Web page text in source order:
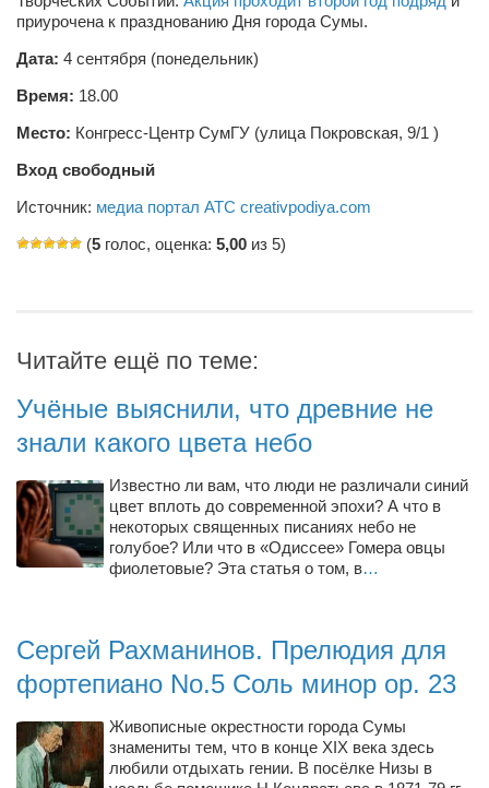
Римма Миленкова
Конкурс «Колибри» 2015
Конкурс «Колибри» 2014
Литературный конкурс «Я люблю Украину»
Конкурс «Колибри — детям!» 2014
Конкурс «Колибри» 2013
Афиша
Афиша Киев
О нас
приурочена к празднованию Дня города Сумы.
Дата: 4 сентября (понедельник)
Время: 18.00
Место: Конгресс-Центр СумГУ (улица Покровская, 9/1 )
Вход свободный
Источник: медиа портал АТС creativpodiya.com
(5 голос, оценка: 5,00 из 5)
Читайте ещё по теме:
Учёные выяснили, что древние не
знали какого цвета небо
Известно ли вам, что люди не различали синий
цвет вплоть до современной эпохи? А что в
некоторых священных писаниях небо не
голубое? Или что в «Одиссее» Гомера овцы
фиолетовые? Эта статья о том, в…
Сергей Рахманинов. Прелюдия для
фортепиано No.5 Соль минор op. 23
Живописные окрестности города Сумы
знамениты тем, что в конце XIX века здесь
любили отдыхать гении. В посёлке Низы в